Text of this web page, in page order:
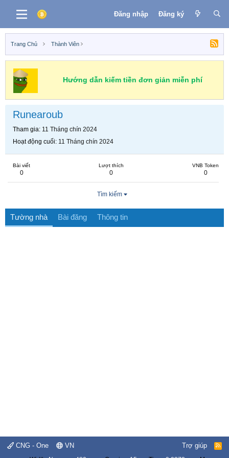
Đăng nhập Đăng ký
Trang Chủ Thành Viên
Hướng dẫn kiếm tiền đơn giản miễn phí
Runearoub
Tham gia 11 Tháng chín 2024
Hoạt động cuối 11 Tháng chín 2024
Bài viết
0
Lượt thích
0
VNB Token
0
Tìm kiếm
Tường nhà Bài đăng Thông tin
CNG - One VN Trợ giúp
R